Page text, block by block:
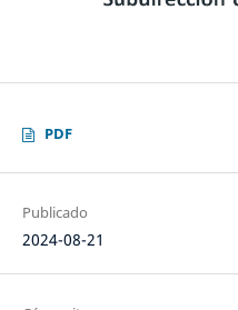
PDF
Publicado
2024-08-21